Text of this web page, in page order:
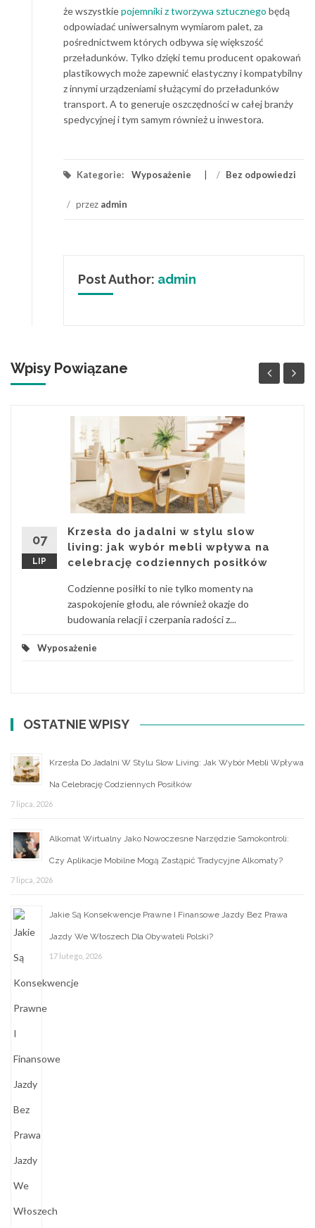
że wszystkiepojemniki z tworzywa sztucznego będą
odpowiadać uniwersalnym wymiarom palet, za
pośrednictwem których odbywa się większość
przeładunków. Tylko dzięki temu producent opakowań
plastikowych może zapewnić elastyczny i kompatybilny
z innymi urządzeniami służącymi do przeładunków
transport. A to generuje oszczędności w całej branży
spedycyjnej i tym samym również u inwestora.
Kategorie: Wyposażenie / Bez odpowiedzi
/ przez admin
Post Author: admin
Wpisy Powiązane
07
LIP
Krzesła do jadalni w stylu slow
living: jak wybór mebli wpływa na
celebrację codziennych posiłków
Codzienne posiłki to nie tylko momenty na
zaspokojenie głodu, ale również okazje do
budowania relacji i czerpania radości z...
Wyposażenie
OSTATNIE WPISY
Krzesła Do Jadalni W Stylu Slow Living: Jak Wybór Mebli Wpływa
Na Celebrację Codziennych Posiłków
7 lipca, 2026
Alkomat Wirtualny Jako Nowoczesne Narzędzie Samokontroli:
Czy Aplikacje Mobilne Mogą Zastąpić Tradycyjne Alkomaty?
7 lipca, 2026
Jakie Są Konsekwencje Prawne I Finansowe Jazdy Bez Prawa
Jazdy We Włoszech Dla Obywateli Polski?
17 lutego, 2026